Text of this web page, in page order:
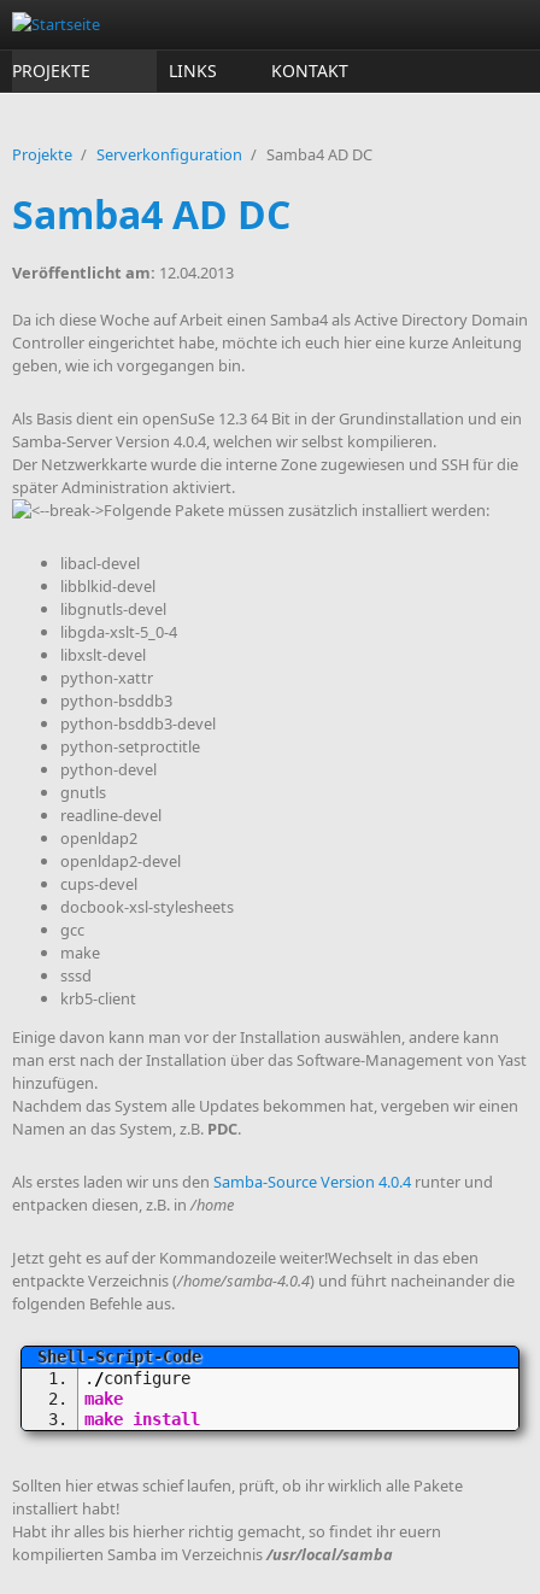
Direkt zum Inhalt
PROJEKTE LINKS KONTAKT
Projekte / Serverkonfiguration / Samba4 AD DC
Samba4 AD DC
Veröffentlicht am: 12.04.2013
Da ich diese Woche auf Arbeit einen Samba4 als Active Directory Domain
Controller eingerichtet habe, möchte ich euch hier eine kurze Anleitung
geben, wie ich vorgegangen bin.
Als Basis dient ein openSuSe 12.3 64 Bit in der Grundinstallation und ein
Samba-Server Version 4.0.4, welchen wir selbst kompilieren.
Der Netzwerkkarte wurde die interne Zone zugewiesen und SSH für die
später Administration aktiviert.
Folgende Pakete müssen zusätzlich installiert werden:
libacl-devel
libblkid-devel
libgnutls-devel
libgda-xslt-5_0-4
libxslt-devel
python-xattr
python-bsddb3
python-bsddb3-devel
python-setproctitle
python-devel
gnutls
readline-devel
openldap2
openldap2-devel
cups-devel
docbook-xsl-stylesheets
gcc
make
sssd
krb5-client
Einige davon kann man vor der Installation auswählen, andere kann
man erst nach der Installation über das Software-Management von Yast
hinzufügen.
Nachdem das System alle Updates bekommen hat, vergeben wir einen
Namen an das System, z.B. PDC.
Als erstes laden wir uns den Samba-Source Version 4.0.4 runter und
entpacken diesen, z.B. in/home
Jetzt geht es auf der Kommandozeile weiter!Wechselt in das eben
entpackte Verzeichnis (/home/samba-4.0.4) und führt nacheinander die
folgenden Befehle aus.
. /configure
make
make install
Sollten hier etwas schief laufen, prüft, ob ihr wirklich alle Pakete
installiert habt!
Habt ihr alles bis hierher richtig gemacht, so findet ihr euern
kompilierten Samba im Verzeichnis/usr/local/samba